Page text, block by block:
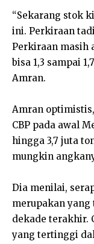
“Sekarang stok
ini. Perkiraan
Perkiraan masih
bisa 1,3 sampai
Amran.
Amran
CBP pada awal
hingga 3,7 juta
mungkin
Dia menilai,
merupakan
dekade terakhir.
yang tertinggi